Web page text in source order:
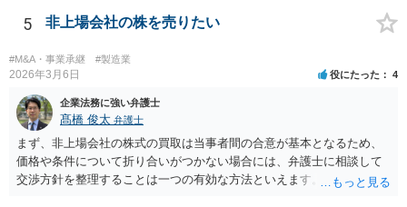
5 非上場会社の株を売りたい
#M&A・事業承継 #製造業
2026年3月6日 役にたった 4
企業法務に強い弁護士
髙橋 俊太 弁護士
まず、非上場会社の株式の買取は当事者間の合意が基本となるため、
価格や条件について折り合いがつかない場合には、弁護士に相談して
交渉方針を整理することは一つの有効な方法といえます。特に、株価